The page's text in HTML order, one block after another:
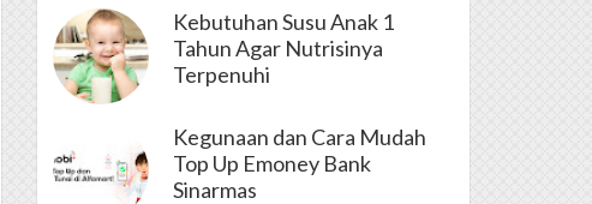
Kebutuhan Susu Anak 1
Tahun Agar Nutrisinya
Terpenuhi
Kegunaan dan Cara Mudah
Top Up Emoney Bank
Sinarmas